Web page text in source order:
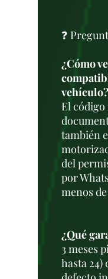
❓
¿Cómo
vehículo?
El
también
del
por
menos
¿Qué
3 meses
hasta